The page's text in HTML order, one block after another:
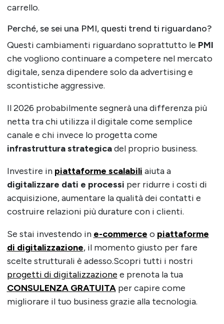
carrello.
Perché, se sei una PMI, questi trend ti riguardano?
Questi cambiamenti riguardano soprattutto le PMI
che vogliono continuare a competere nel mercato
digitale, senza dipendere solo da advertising e
scontistiche aggressive.
Il 2026 probabilmente segnerà una differenza più
netta tra chi utilizza il digitale come semplice
canale e chi invece lo progetta come
infrastruttura strategicadel proprio business.
Investire in piattaforme scalabili aiuta a
digitalizzare dati e processi per ridurre i costi di
acquisizione, aumentare la qualità dei contatti e
costruire relazioni più durature con i clienti.
Se stai investendo in e-commerce o piattaforme
di digitalizzazione, il momento giusto per fare
scelte strutturali è adesso.Scopri tutti i nostri
progetti di digitalizzazione e prenota la tua
CONSULENZA GRATUITAper capire come
migliorare il tuo business grazie alla tecnologia.